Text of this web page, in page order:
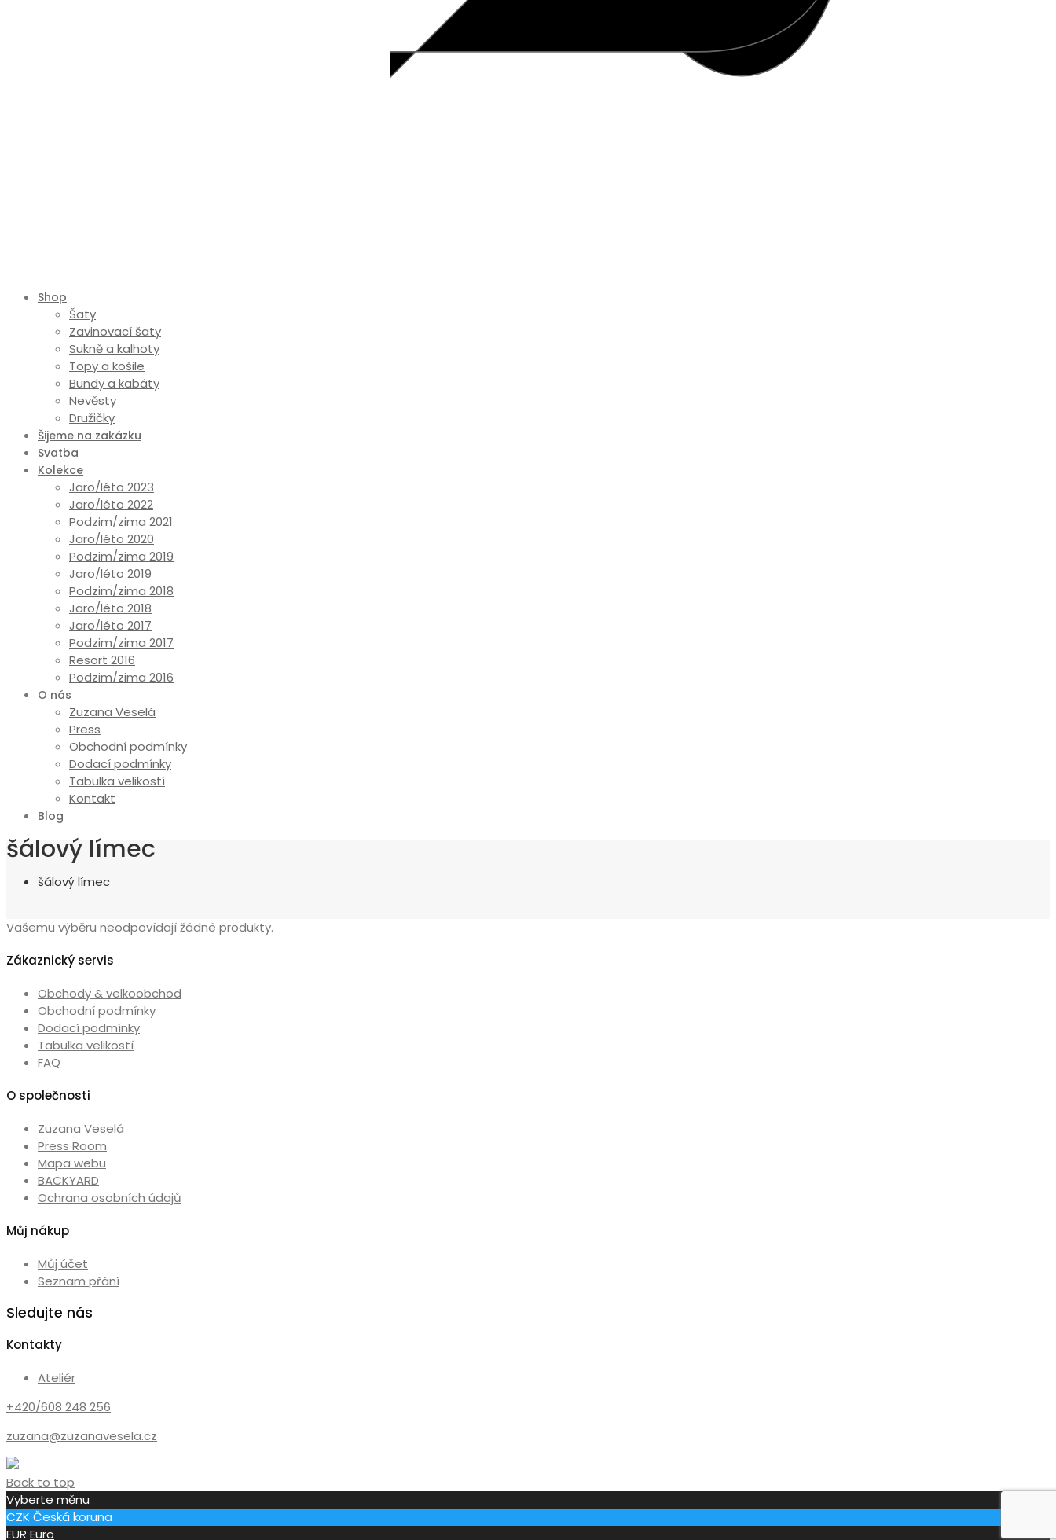
Shop
Šaty
Zavinovací šaty
Sukně a kalhoty
Topy a košile
Bundy a kabáty
Nevěsty
Družičky
Šijeme na zakázku
Svatba
Kolekce
Jaro/léto 2023
Jaro/léto 2022
Podzim/zima 2021
Jaro/léto 2020
Podzim/zima 2019
Jaro/léto 2019
Podzim/zima 2018
Jaro/léto 2018
Jaro/léto 2017
Podzim/zima 2017
Resort 2016
Podzim/zima 2016
O nás
Zuzana Veselá
Press
Obchodní podmínky
Dodací podmínky
Tabulka velikostí
Kontakt
Blog
šálový límec
šálový límec
Vašemu výběru neodpovídají žádné produkty.
Zákaznický servis
Obchody & velkoobchod
Obchodní podmínky
Dodací podmínky
Tabulka velikostí
FAQ
O společnosti
Zuzana Veselá
Press Room
Mapa webu
BACKYARD
Ochrana osobních údajů
Můj nákup
Můj účet
Seznam přání
Sledujte nás
Kontakty
Ateliér
+420/608 248 256
zuzana@zuzanavesela.cz
Back to top
Vyberte měnu
CZK Česká koruna
EUR Euro